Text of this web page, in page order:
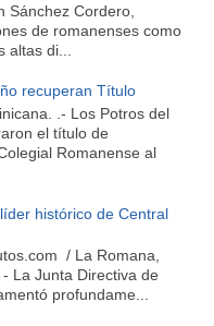
Sánchez Cordero,
de romanenses como
di...
recuperan Título
.- Los Potros del
el título de
Romanense al
histórico de Central
/ La Romana,
La Junta Directiva de
profundame...